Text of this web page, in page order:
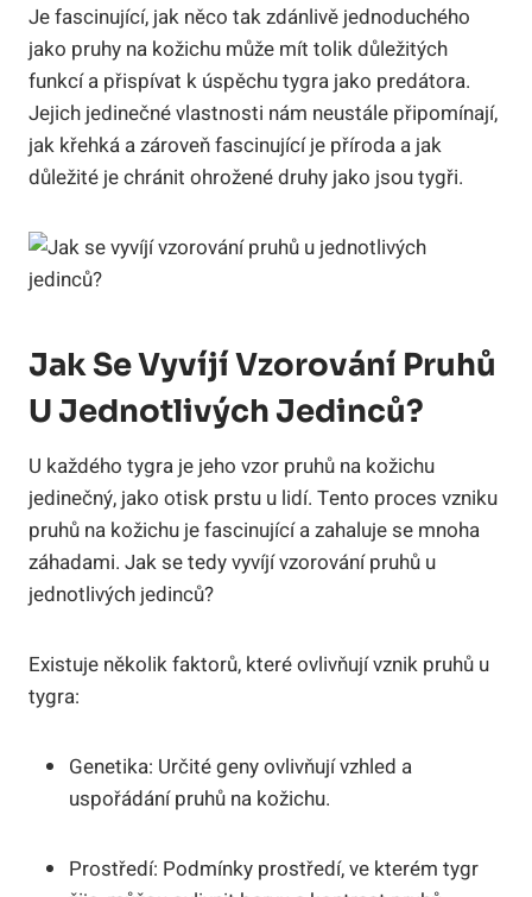
Je fascinující, jak něco tak zdánlivě jednoduchého
jako pruhy na kožichu může mít tolik důležitých
funkcí a přispívat k úspěchu tygra jako predátora.
Jejich jedinečné vlastnosti nám neustále připomínají,
jak křehká a zároveň fascinující je příroda a jak
důležité je chránit ohrožené druhy jako jsou tygři.
Jak Se Vyvíjí Vzorování Pruhů
U Jednotlivých Jedinců?
U každého tygra je jeho vzor pruhů na kožichu
jedinečný, jako otisk prstu u lidí. Tento proces vzniku
pruhů na kožichu je fascinující a zahaluje se mnoha
záhadami. Jak se tedy vyvíjí vzorování pruhů u
jednotlivých jedinců?
Existuje několik faktorů, které ovlivňují vznik pruhů u
tygra:
Genetika: Určité geny ovlivňují vzhled a
uspořádání pruhů na kožichu.
Prostředí: Podmínky prostředí, ve kterém tygr